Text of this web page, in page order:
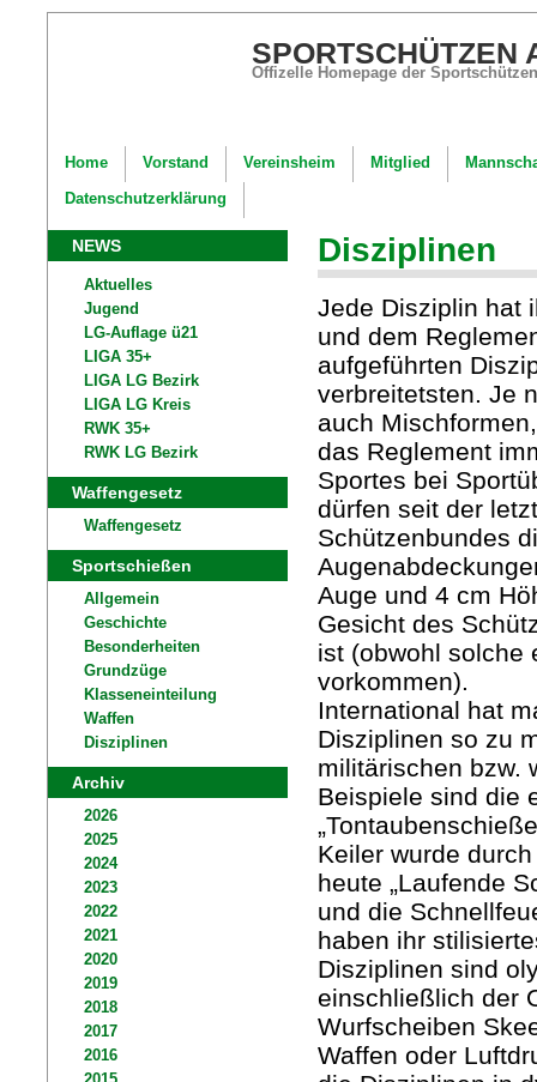
SPORTSCHÜTZEN
Offizelle Homepage der
Home Vorstand Vereinsheim Mitglied
Datenschutzerklärung
Disziplinen
Jede Disziplin hat
und dem
aufgeführten
verbreitetsten. Je
auch
das Reglement
Sportes bei
dürfen seit der
Schützenbundes
Auge und 4 cm
Gesicht des
ist (obwohl solche
vorkommen).
International hat
Disziplinen so zu
militärischen bzw.
Beispiele sind die
Keiler wurde
heute „Laufende
und die
haben ihr
Disziplinen sind
einschließlich der
Wurfscheiben
Waffen oder
NEWS
Aktuelles
Jugend
LG-Auflage ü21
LIGA 35+
LIGA LG Bezirk
LIGA LG Kreis
RWK 35+
RWK LG Bezirk
Waffengesetz
Waffengesetz
Sportschießen
Allgemein
Geschichte
Besonderheiten
Grundzüge
Klasseneinteilung
Waffen
Disziplinen
Archiv
2026
2025
2024
2023
2022
2021
2020
2019
2018
2017
2016